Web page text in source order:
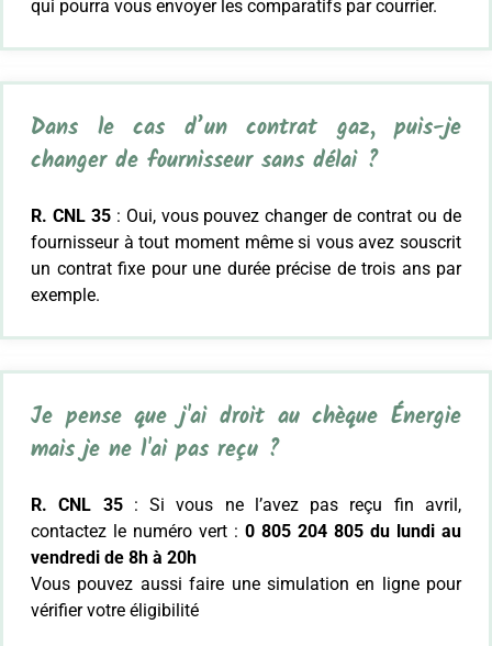
qui pourra vous envoyer les comparatifs par courrier.
Dans le cas d’un contrat gaz, puis-je
changer de fournisseur sans délai ?
R. CNL 35: Oui, vous pouvez changer de contrat ou de
fournisseur à tout moment même si vous avez souscrit
un contrat fixe pour une durée précise de trois ans par
exemple.
Je pense que j'ai droit au chèque Énergie
mais je ne l'ai pas reçu ?
R. CNL 35: Si vous ne l’avez pas reçu fin avril,
contactez le numéro vert : 0 805 204 805 du lundi au
vendredi de 8h à 20h
Vous pouvez aussi faire une simulation en ligne pour
vérifier votre éligibilité